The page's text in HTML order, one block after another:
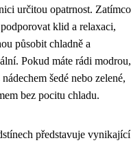
určitou opatrnost. Zatímco
klid a relaxaci,
působit chladně a
Pokud máte rádi modrou,
šedé nebo zelené,
bez pocitu chladu.
představuje vynikající